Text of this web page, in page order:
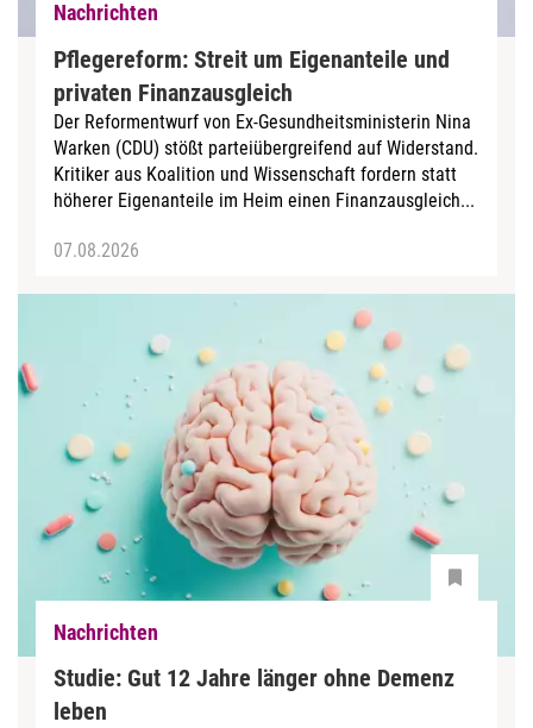
Nachrichten
Pflegereform: Streit um Eigenanteile und
privaten Finanzausgleich
Der Reformentwurf von Ex-Gesundheitsministerin Nina
Warken (CDU) stößt parteiübergreifend auf Widerstand.
Kritiker aus Koalition und Wissenschaft fordern statt
höherer Eigenanteile im Heim einen Finanzausgleich...
07.08.2026
Nachrichten
Studie: Gut 12 Jahre länger ohne Demenz
leben